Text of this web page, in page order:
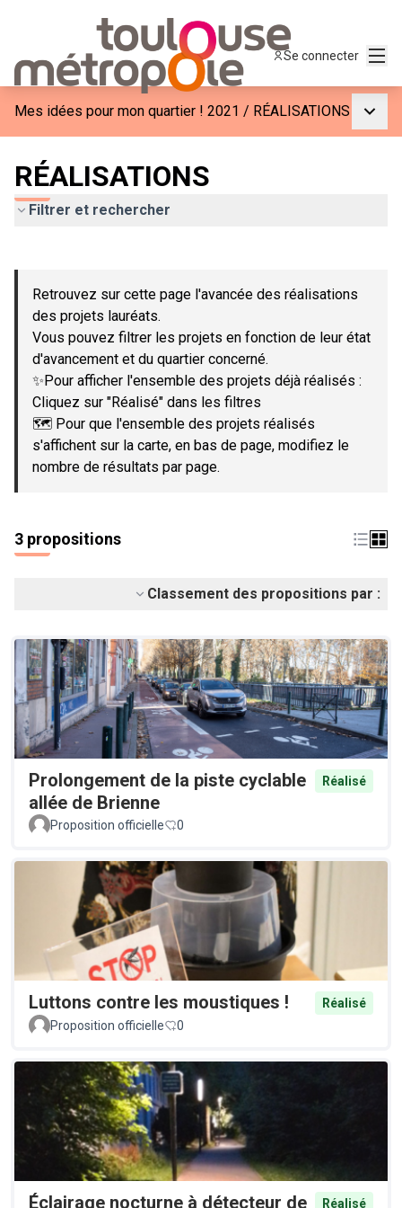
Se connecter
Mes idées pour mon quartier ! 2021 / RÉALISATIONS
RÉALISATIONS
Filtrer et rechercher
−
Retrouvez sur cette page l'avancée des réalisations
des projets lauréats.
Vous pouvez filtrer les projets en fonction de leur état
d'avancement et du quartier concerné.
✨Pour afficher l'ensemble des projets déjà réalisés :
Cliquez sur "Réalisé" dans les filtres
🗺️ Pour que l'ensemble des projets réalisés
s'affichent sur la carte, en bas de page, modifiez le
nombre de résultats par page.
3 propositions
Classement des propositions par :
Prolongement de la piste cyclable
allée de Brienne
Réalisé
Proposition officielle 0
Luttons contre les moustiques !
Réalisé
Proposition officielle
0
Éclairage nocturne à détecteur de Réalisé